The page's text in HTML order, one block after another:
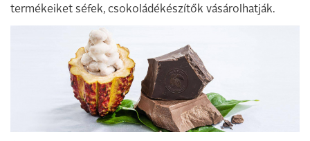
termékeiket séfek, csokoládékészítők vásárolhatják.